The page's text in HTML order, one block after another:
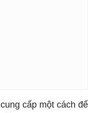
cấp một cách để